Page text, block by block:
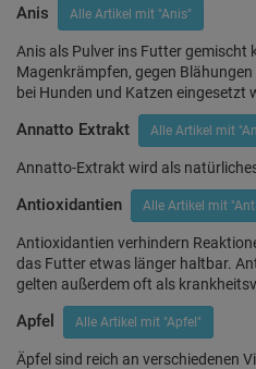
Anis Alle Artikel mit "Anis"
Anis als Pulver ins Futter gemischt
Magenkrämpfen, gegen
bei Hunden und Katzen eingesetzt
Annatto Extrakt Alle Artikel mit
Annatto-Extrakt wird als
Antioxidantien Alle Artikel mit
Antioxidantien verhindern
das Futter etwas länger haltbar.
gelten außerdem oft als
Apfel Alle Artikel mit "Apfel"
Äpfel sind reich an verschiedenen